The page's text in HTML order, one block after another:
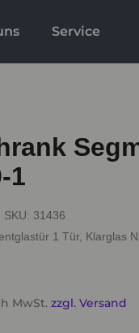
Service
1
SKU: 31436
1 Tür, Klarglas
MwSt. zzgl. Versand